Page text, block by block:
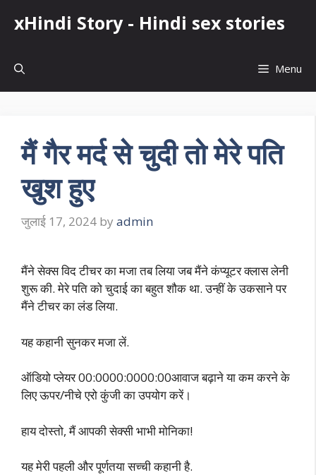
xHindi Story - Hindi sex stories
Menu
मैं गैर मर्द से चुदी तो मेरे पति
खुश हुए
जुलाई 17, 2024 by admin
मैंने सेक्स विद टीचर का मजा तब लिया जब मैंने कंप्यूटर क्लास लेनी
शुरू की. मेरे पति को चुदाई का बहुत शौक था. उन्हीं के उकसाने पर
मैंने टीचर का लंड लिया.
यह कहानी सुनकर मजा लें.
ऑडियो प्लेयर 00:0000:0000:00आवाज बढ़ाने या कम करने के
लिए ऊपर/नीचे एरो कुंजी का उपयोग करें।
हाय दोस्तो, मैं आपकी सेक्सी भाभी मोनिका!
यह मेरी पहली और पूर्णतया सच्ची कहानी है.